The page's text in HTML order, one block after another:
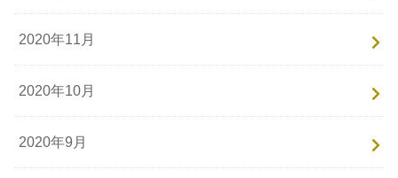
2020年11月
2020年10月
2020年9月